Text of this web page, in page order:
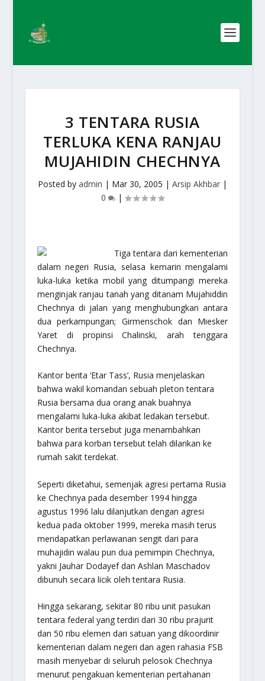
3 TENTARA RUSIA
TERLUKA KENA RANJAU
MUJAHIDIN CHECHNYA
Posted by admin | Mar 30, 2005 | Arsip Akhbar|
0
|
Tiga tentara dari kementerian
dalam negeri Rusia, selasa kemarin mengalami
luka-luka ketika mobil yang ditumpangi mereka
menginjak ranjau tanah yang ditanam Mujahiddin
Chechnya di jalan yang menghubungkan antara
dua perkampungan; Girmenschok dan Miesker
Yaret di propinsi Chalinski, arah tenggara
Chechnya.
Kantor berita ‘Etar Tass’, Rusia menjelaskan
bahwa wakil komandan sebuah pleton tentara
Rusia bersama dua orang anak buahnya
mengalami luka-luka akibat ledakan tersebut.
Kantor berita tersebut juga menambahkan
bahwa para korban tersebut telah dilarikan ke
rumah sakit terdekat.
Seperti diketahui, semenjak agresi pertama Rusia
ke Chechnya pada desember 1994 hingga
agustus 1996 lalu dilanjutkan dengan agresi
kedua pada oktober 1999, mereka masih terus
mendapatkan perlawanan sengit dari para
muhajidin walau pun dua pemimpin Chechnya,
yakni Jauhar Dodayef dan Ashlan Maschadov
dibunuh secara licik oleh tentara Rusia.
Hingga sekarang, sekitar 80 ribu unit pasukan
tentara federal yang terdiri dari 30 ribu prajurit
dan 50 ribu elemen dari satuan yang dikoordinir
kementerian dalam negeri dan agen rahasia FSB
masih menyebar di seluruh pelosok Chechnya
menurut pengakuan kementerian pertahanan